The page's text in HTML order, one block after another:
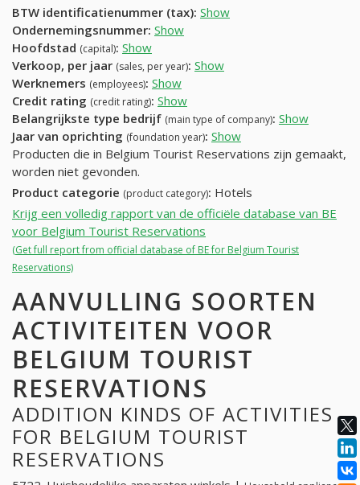
BTW identificatienummer (tax): Show
Ondernemingsnummer: Show
Hoofdstad (capital): Show
Verkoop, per jaar (sales, per year): Show
Werknemers (employees): Show
Credit rating (credit rating): Show
Belangrijkste type bedrijf (main type of company): Show
Jaar van oprichting (foundation year): Show
Producten die in Belgium Tourist Reservations zijn gemaakt,
worden niet gevonden.
Product categorie (product category): Hotels
Krijg een volledig rapport van de officiële database van BE
voor Belgium Tourist Reservations
(Get full report from official database of BE for Belgium Tourist
Reservations)
AANVULLING SOORTEN
ACTIVITEITEN VOOR
BELGIUM TOURIST
RESERVATIONS
ADDITION KINDS OF ACTIVITIES
FOR BELGIUM TOURIST
RESERVATIONS